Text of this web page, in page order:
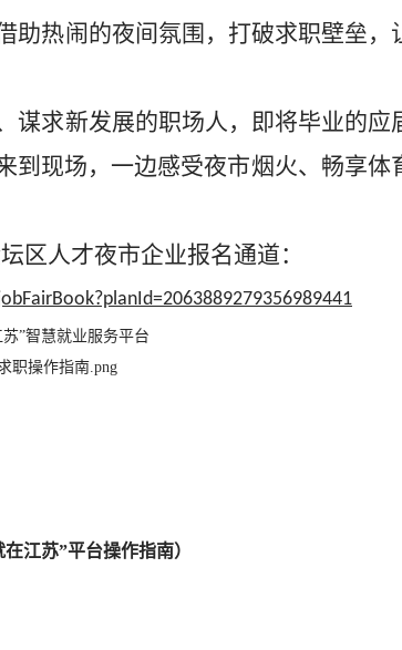
助热闹的夜间氛围，打破求职壁垒，
谋求新发展的职场人，即将毕业的应
到 现场，一边感受夜市烟火、畅享体
区人才夜市企业报名通道：
在江苏”平台操作指南）